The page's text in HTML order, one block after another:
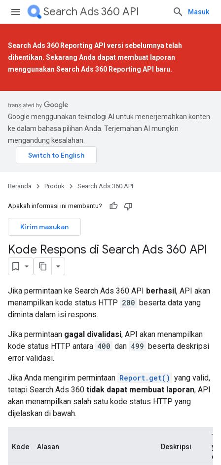
Search Ads 360 API Masuk
Search Ads 360 Reporting API versi sebelumnya telah
dihentikan. Sekarang Anda dapat membuat laporan
menggunakan Search Ads 360 Reporting API baru.
Google menggunakan teknologi AI untuk menerjemahkan konten
ke dalam bahasa pilihan Anda. Terjemahan AI mungkin
mengandung kesalahan.
Beranda Produk Search Ads 360 API
Apakah informasi ini membantu?
Kirim masukan
Kode Respons di Search Ads 360 API
Jika permintaan ke Search Ads 360 API berhasil, API akan
menampilkan kode status HTTP 200 beserta data yang
diminta dalam isi respons.
Jika permintaan gagal divalidasi, API akan menampilkan
kode status HTTP antara 400 dan 499 beserta deskripsi
error validasi.
Jika Anda mengirim permintaan Report.get() yang valid,
tetapi Search Ads 360 tidak dapat membuat laporan, API
akan menampilkan salah satu kode status HTTP yang
dijelaskan di bawah.
Kode Alasan Deskripsi